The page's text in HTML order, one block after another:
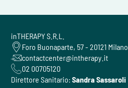
inTHERAPY S.R.L.
Foro Buonaparte, 57 - 20121 Milano
contactcenter@intherapy.it
02 00705120
Direttore Sanitario:Sandra Sassaroli